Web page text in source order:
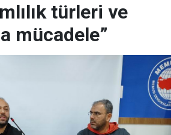
türleri ve
mücadele”